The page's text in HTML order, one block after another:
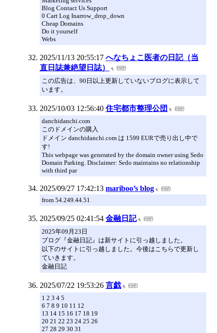
Blog Contact Us Support
0 Cart Log Inarrow_drop_down
Cheap Domains
Do it yourself
Webs
2025/11/13 20:55:17 へなちょこ医者の日記（当
直日誌兼絶望日誌）
この広告は、90日以上更新していないブログに表示して
います。
2025/10/03 12:56:40 住宅都市整理公団
danchidanchi.com
このドメインの購入
ドメイン danchidanchi.com は 1599 EURで売り出し中で
す!
This webpage was generated by the domain owner using Sedo
Domain Parking. Disclaimer: Sedo maintains no relationship
with third par
2025/09/27 17:42:13 mariboo’s blog
from 54.249.44.51
2025/09/25 02:41:54 金融日記
2025年09月23日
ブログ『金融日記』は新サイトに引っ越しました。
以下のサイトに引っ越しました。今後はこちらで更新し
ていきます。
金融日記
2025/07/22 19:53:26 言戯
1 2 3 4 5
6 7 8 9 10 11 12
13 14 15 16 17 18 19
20 21 22 23 24 25 26
27 28 29 30 31